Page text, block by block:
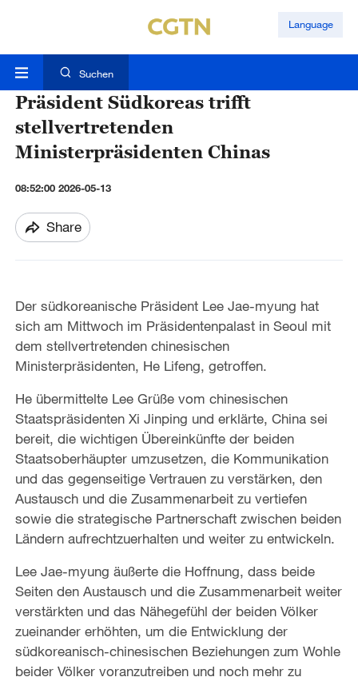
Language
Suchen
Präsident Südkoreas trifft
stellvertretenden
Ministerpräsidenten Chinas
08:52:00 2026-05-13
Share
Der südkoreanische Präsident Lee Jae-myung hat
sich am Mittwoch im Präsidentenpalast in Seoul mit
dem stellvertretenden chinesischen
Ministerpräsidenten, He Lifeng, getroffen.
He übermittelte Lee Grüße vom chinesischen
Staatspräsidenten Xi Jinping und erklärte, China sei
bereit, die wichtigen Übereinkünfte der beiden
Staatsoberhäupter umzusetzen, die Kommunikation
und das gegenseitige Vertrauen zu verstärken, den
Austausch und die Zusammenarbeit zu vertiefen
sowie die strategische Partnerschaft zwischen beiden
Ländern aufrechtzuerhalten und weiter zu entwickeln.
Lee Jae-myung äußerte die Hoffnung, dass beide
Seiten den Austausch und die Zusammenarbeit weiter
verstärkten und das Nähegefühl der beiden Völker
zueinander erhöhten, um die Entwicklung der
südkoreanisch-chinesischen Beziehungen zum Wohle
beider Völker voranzutreiben und noch mehr zu